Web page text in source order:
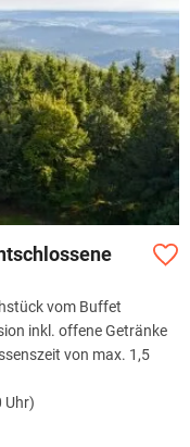
vom Buffet
inkl. offene Getränke
von max. 1,5
Uhr)